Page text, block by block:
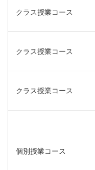
クラス授業コース
クラス授業コース
クラス授業コース
個別授業コース